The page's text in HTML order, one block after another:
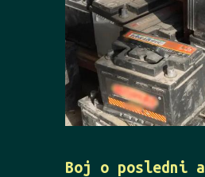
Boj o posledni